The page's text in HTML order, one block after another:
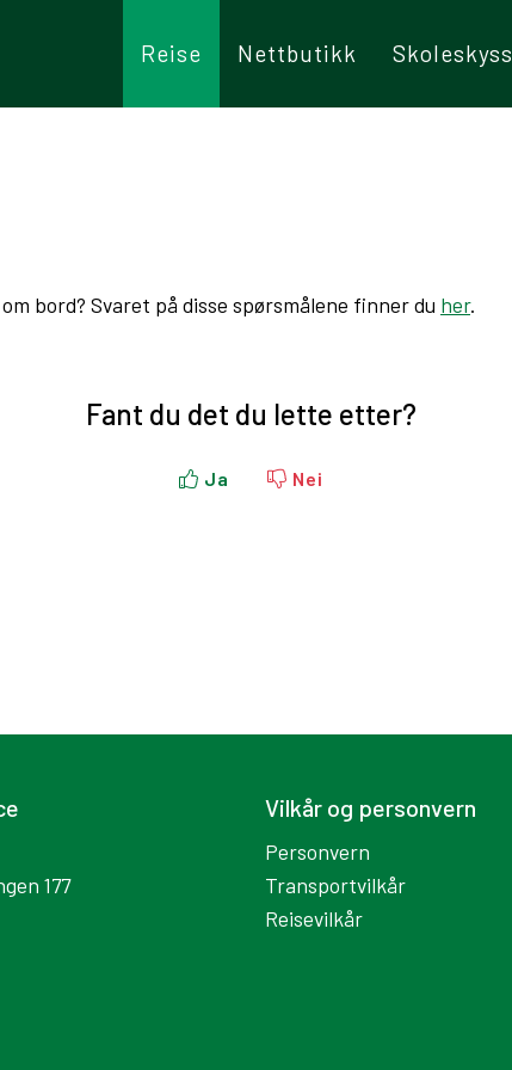
Reise Nettbutikk Skoleskyss
bord? Svaret på disse spørsmålene finner du her.
Fant du det du lette etter?
Ja Nei
177
Vilkår og personvern
Personvern
Transportvilkår
Reisevilkår